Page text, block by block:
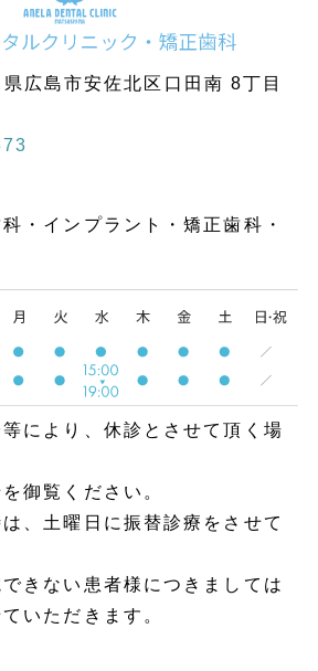
広島市安佐北区口田南 8丁目
・インプラント・矯正歯科・
により、休診とさせて頂く場
御覧ください。
、土曜日に振替診療をさせて
きない患者様につきましては
いただきます。